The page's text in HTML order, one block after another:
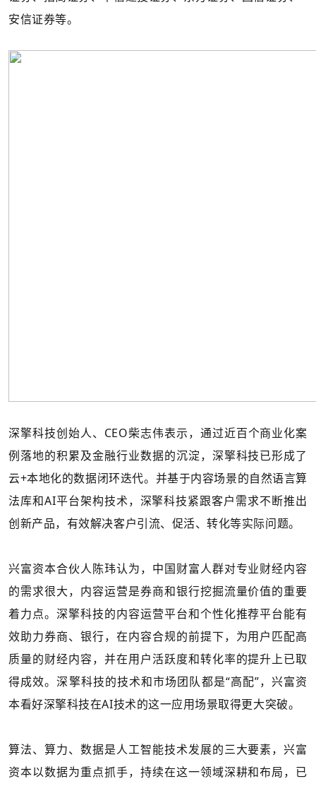
安信证券等。
深擎科技创始人、CEO柴志伟表示，通过近百个商业化案
例落地的积累及金融行业数据的沉淀，深擎科技已形成了
云+本地化的数据闭环迭代。并基于内容场景的自然语言算
法库和AI平台架构技术，深擎科技紧跟客户需求不断推出
创新产品，有效解决客户引流、促活、转化等实际问题。
兴富资本合伙人陈玮认为，中国财富人群对专业财经内容
的需求很大，内容运营是券商和银行挖掘流量价值的重要
着力点。深擎科技的内容运营平台和个性化推荐平台能有
效助力券商、银行，在内容合规的前提下，为用户匹配高
质量的财经内容，并在用户活跃度和转化率的提升上已取
得成效。深擎科技的技术和市场团队都是“高配”，兴富资
本看好深擎科技在AI技术的这一应用场景取得更大突破。
算法、算力、数据是人工智能技术发展的三大要素，兴富
资本以数据为重点抓手，持续在这一领域深耕和布局，已